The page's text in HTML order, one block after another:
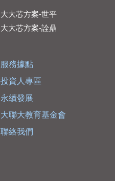
大大芯方案-世平
大大芯方案-詮鼎
服務據點
投資人專區
永續發展
大聯大教育基金會
聯絡我們